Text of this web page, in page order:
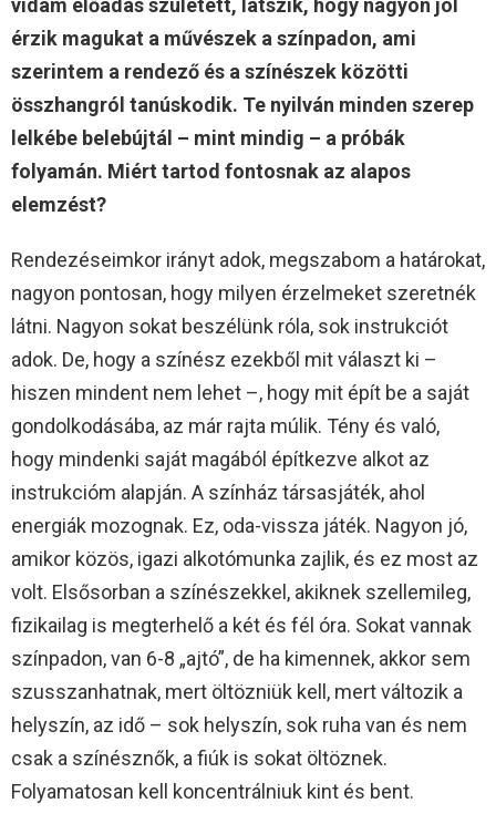
vidám előadás született, látszik, hogy nagyon jól
érzik magukat a művészek a színpadon, ami
szerintem a rendező és a színészek közötti
összhangról tanúskodik. Te nyilván minden szerep
lelkébe belebújtál – mint mindig – a próbák
folyamán. Miért tartod fontosnak az alapos
elemzést?
Rendezéseimkor irányt adok, megszabom a határokat,
nagyon pontosan, hogy milyen érzelmeket szeretnék
látni. Nagyon sokat beszélünk róla, sok instrukciót
adok. De, hogy a színész ezekből mit választ ki –
hiszen mindent nem lehet –, hogy mit épít be a saját
gondolkodásába, az már rajta múlik. Tény és való,
hogy mindenki saját magából építkezve alkot az
instrukcióm alapján. A színház társasjáték, ahol
energiák mozognak. Ez, oda-vissza játék. Nagyon jó,
amikor közös, igazi alkotómunka zajlik, és ez most az
volt. Elsősorban a színészekkel, akiknek szellemileg,
fizikailag is megterhelő a két és fél óra. Sokat vannak
színpadon, van 6-8 „ajtó”, de ha kimennek, akkor sem
szusszanhatnak, mert öltözniük kell, mert változik a
helyszín, az idő – sok helyszín, sok ruha van és nem
csak a színésznők, a fiúk is sokat öltöznek.
Folyamatosan kell koncentrálniuk kint és bent.